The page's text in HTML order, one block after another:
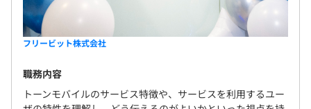
フリービット株式会社
職務内容
トーンモバイルのサービス特徴や、サービスを利用するユー